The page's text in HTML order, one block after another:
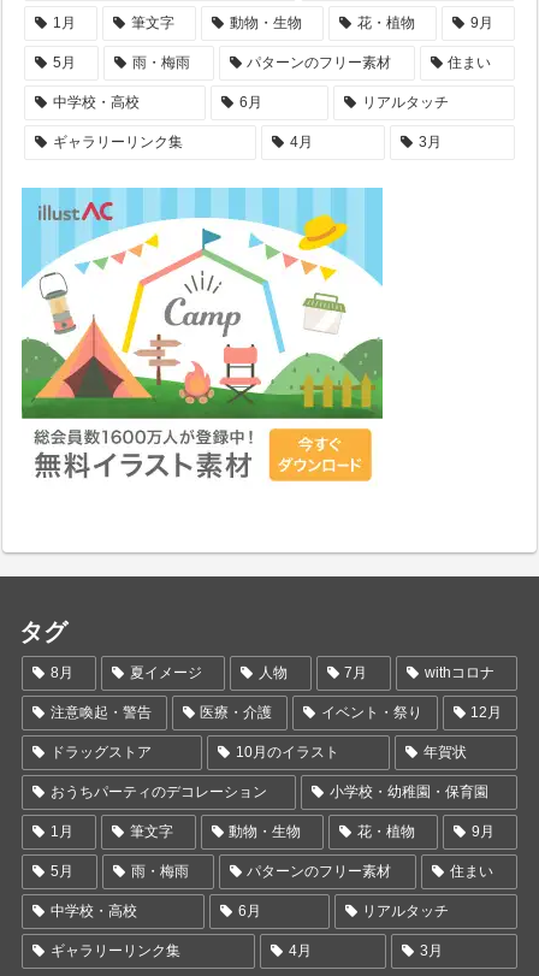
1月 筆文字 動物・生物 花・植物 9月
5月 雨・梅雨 パターンのフリー素材 住まい
中学校・高校 6月 リアルタッチ
ギャラリーリンク集 4月 3月
タグ
8月 夏イメージ 人物 7月 withコロナ
注意喚起・警告 医療・介護 イベント・祭り 12月
ドラッグストア 10月のイラスト 年賀状
おうちパーティのデコレーション 小学校・幼稚園・保育園
1月 筆文字 動物・生物 花・植物 9月
5月 雨・梅雨 パターンのフリー素材 住まい
中学校・高校 6月 リアルタッチ
ギャラリーリンク集 4月 3月